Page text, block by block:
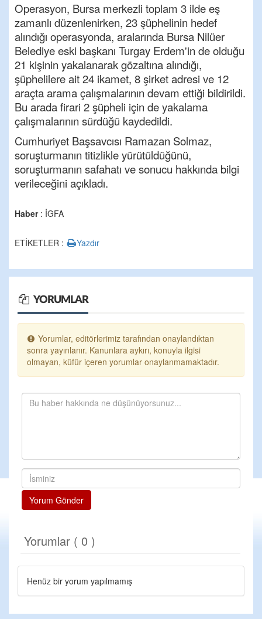
Operasyon, Bursa merkezli toplam 3 ilde eş
zamanlı düzenlenirken, 23 şüphelinin hedef
alındığı operasyonda, aralarında Bursa Nilüer
Belediye eski başkanı Turgay Erdem'in de olduğu
21 kişinin yakalanarak gözaltına alındığı,
şüphelilere ait 24 ikamet, 8 şirket adresi ve 12
araçta arama çalışmalarının devam ettiği bildirildi.
Bu arada firari 2 şüpheli için de yakalama
çalışmalarının sürdüğü kaydedildi.
Cumhuriyet Başsavcısı Ramazan Solmaz,
soruşturmanın titizlikle yürütüldüğünü,
soruşturmanın safahatı ve sonucu hakkında bilgi
verileceğini açıkladı.
Haber: İGFA
ETİKETLER : Yazdır
YORUMLAR
Yorumlar, editörlerimiz tarafından onaylandıktan
sonra yayınlanır. Kanunlara aykırı, konuyla ilgisi
olmayan, küfür içeren yorumlar onaylanmamaktadır.
Yorum Gönder
Yorumlar ( 0 )
Henüz bir yorum yapılmamış